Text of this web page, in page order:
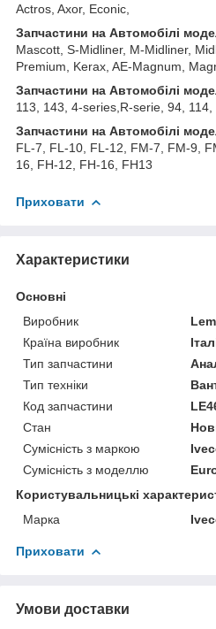
Actros, Axor, Econic,
Запчастини на Автомобілі
Mascott, S-Midliner, M-Midliner,
Premium, Kerax, AE-Magnum,
Запчастини на Автомобілі
113, 143, 4-series,R-serie, 94,
Запчастини на Автомобілі
FL-7, FL-10, FL-12, FM-7, FM-9,
16, FH-12, FH-16, FH13
Приховати
Характеристики
Основні
Виробник
Країна виробник
Тип запчастини
Тип техніки
Код запчастини
Стан
Сумісність з маркою
Сумісність з моделлю
Користувальницькі
Марка
Приховати
Умови доставки